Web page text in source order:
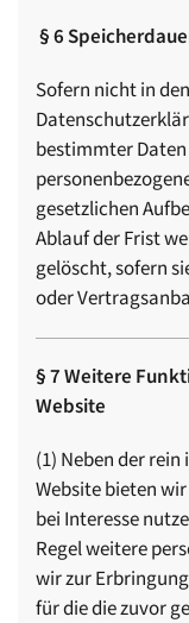
§ 6
Sofern nicht in
bestimmter
gesetzlichen
Ablauf der Frist
gelöscht, sofern
oder
§ 7 Weitere
Website
(1) Neben der
Website bieten
bei Interesse
Regel weitere
wir zur
für die die zuvor